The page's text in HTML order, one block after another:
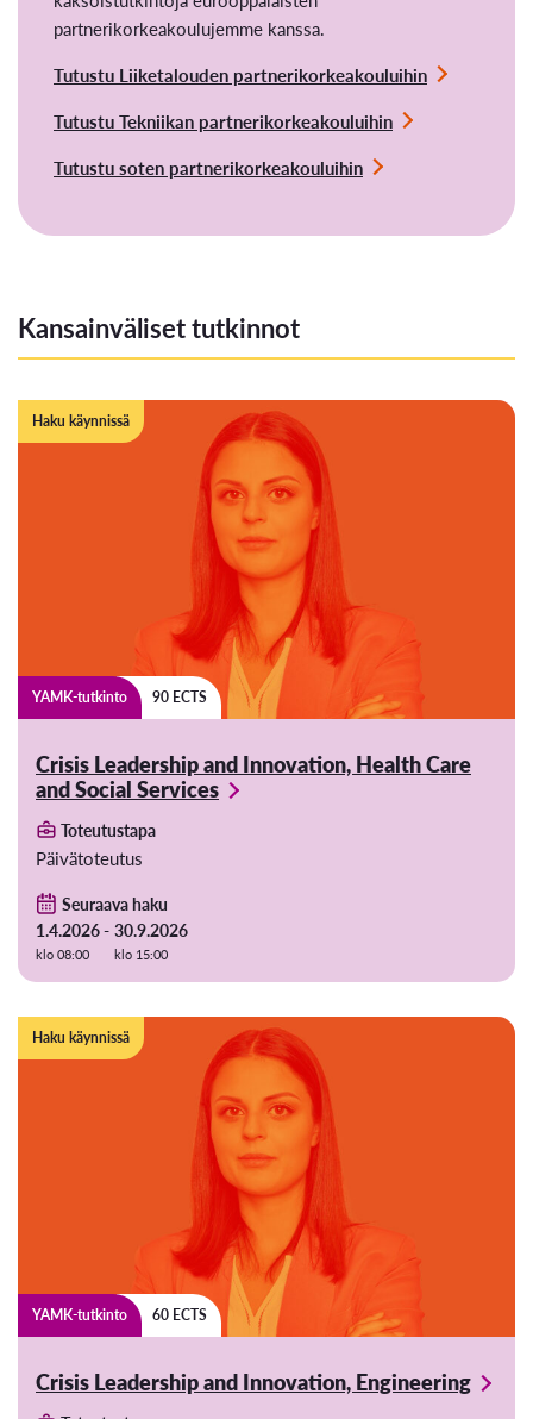
partnerikorkeakoulujemme kanssa.
Tutustu Liiketalouden partnerikorkeakouluihin
Tutustu Tekniikan partnerikorkeakouluihin
Tutustu soten partnerikorkeakouluihin
Kansainväliset tutkinnot
Haku käynnissä
YAMK-tutkinto 90 ECTS
Crisis Leadership and Innovation, Health Care
and Social Services
Toteutustapa
Päivätoteutus
Seuraava haku
1.4.2026 -
klo 08:00
30.9.2026
klo 15:00
Haku käynnissä
YAMK-tutkinto 60 ECTS
Crisis Leadership and Innovation, Engineering